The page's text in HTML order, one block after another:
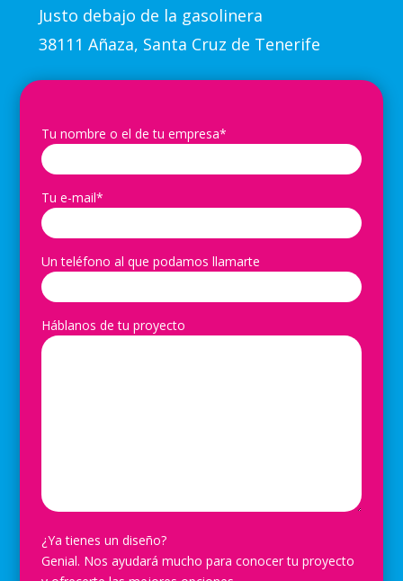
Justo debajo de la gasolinera
38111 Añaza, Santa Cruz de Tenerife
Tu nombre o el de tu empresa*
Tu e-mail*
Un teléfono al que podamos llamarte
Háblanos de tu proyecto
¿Ya tienes un diseño?
Genial. Nos ayudará mucho para conocer tu proyecto